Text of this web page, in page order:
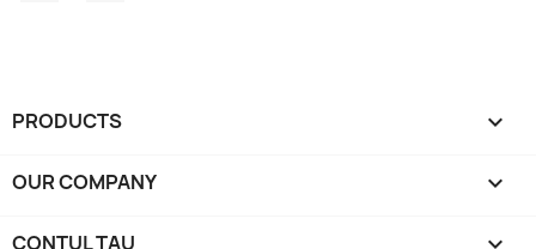
PRODUCTS 
OUR COMPANY 
CONTUL TAU